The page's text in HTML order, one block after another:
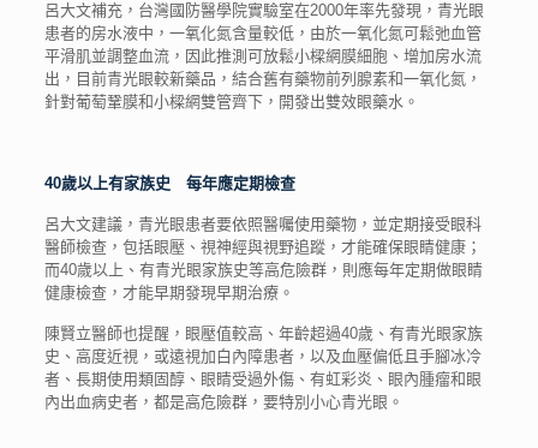
呂大文補充，台灣國防醫學院實驗室在2000年率先發現，青光眼
患者的房水液中，一氧化氮含量較低，由於一氧化氮可鬆弛血管
平滑肌並調整血流，因此推測可放鬆小樑網膜細胞、增加房水流
出，目前青光眼較新藥品，結合舊有藥物前列腺素和一氧化氮，
針對葡萄鞏膜和小樑網雙管齊下，開發出雙效眼藥水。
40歲以上有家族史 每年應定期檢查
呂大文建議，青光眼患者要依照醫囑使用藥物，並定期接受眼科
醫師檢查，包括眼壓、視神經與視野追蹤，才能確保眼睛健康；
而40歲以上、有青光眼家族史等高危險群，則應每年定期做眼睛
健康檢查，才能早期發現早期治療。
陳賢立醫師也提醒，眼壓值較高、年齡超過40歲、有青光眼家族
史、高度近視，或遠視加白內障患者，以及血壓偏低且手腳冰冷
者、長期使用類固醇、眼睛受過外傷、有虹彩炎、眼內腫瘤和眼
內出血病史者，都是高危險群，要特別小心青光眼。